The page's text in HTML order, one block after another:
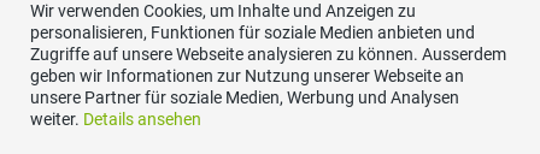
Besuchen Sie uns bei:
Wir verwenden Cookies, um Inhalte und Anzeigen zu
personalisieren, Funktionen für soziale Medien anbieten und
Zugriffe auf unsere Webseite analysieren zu können. Ausserdem
geben wir Informationen zur Nutzung unserer Webseite an
unsere Partner für soziale Medien, Werbung und Analysen
weiter. Details ansehen